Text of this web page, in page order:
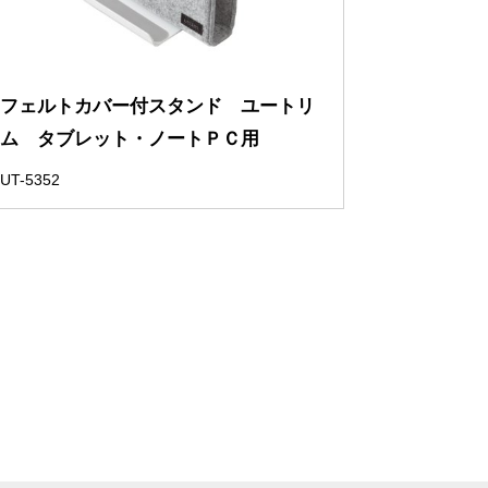
フェルトカバー付スタンド ユートリ
ム タブレット・ノートＰＣ用
UT-5352